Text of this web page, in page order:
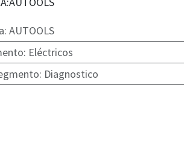
: AUTOOLS
: Eléctricos
: Diagnostico